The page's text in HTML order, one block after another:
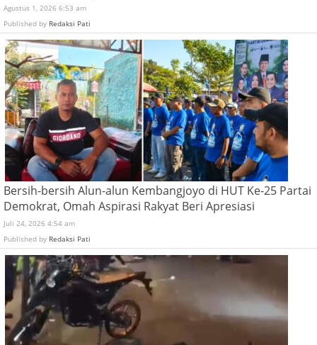
Agustus 1, 2026 6:53 am
Published by Redaksi Pati
Bersih-bersih Alun-alun Kembangjoyo di HUT Ke-25 Partai
Demokrat, Omah Aspirasi Rakyat Beri Apresiasi
Juli 24, 2026 4:54 am
Published by Redaksi Pati